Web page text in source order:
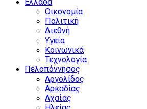
Οικονομία
Πολιτική
Διεθνή
Υγεία
Κοινωνικά
Τεχνολογία
Πελοπόννησος
Αργολίδος
Αρκαδίας
Αχαΐας